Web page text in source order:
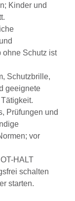
Kinder und
ohne Schutz ist
Schutzbrille,
geeignete
Prüfungen und
vor
HALT
schalten
starten.